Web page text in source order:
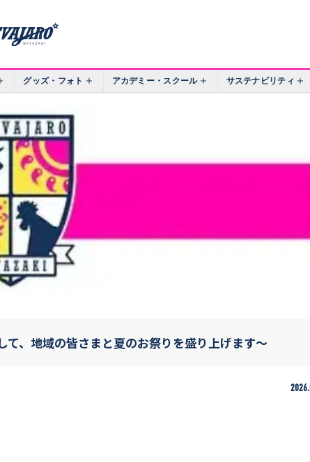
グッズ・フォト アカデミー・スクール サステナビリティ
、地域の皆さまと夏のお祭りを盛り上げます〜